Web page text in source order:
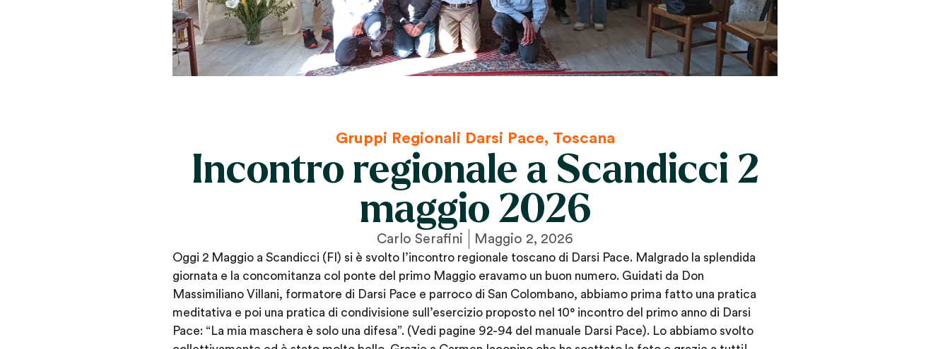
Gruppi Regionali Darsi Pace, Toscana
Incontro regionale a Scandicci 2
maggio 2026
Carlo Serafini Maggio 2, 2026
Oggi 2 Maggio a Scandicci (FI) si è svolto l’incontro regionale toscano di Darsi Pace. Malgrado la splendida
giornata e la concomitanza col ponte del primo Maggio eravamo un buon numero. Guidati da Don
Massimiliano Villani, formatore di Darsi Pace e parroco di San Colombano, abbiamo prima fatto una pratica
meditativa e poi una pratica di condivisione sull’esercizio proposto nel 10° incontro del primo anno di Darsi
Pace: “La mia maschera è solo una difesa”. (Vedi pagine 92-94 del manuale Darsi Pace). Lo abbiamo svolto